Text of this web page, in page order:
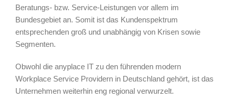
Beratungs- bzw. Service-Leistungen vor allem im
Bundesgebiet an. Somit ist das Kundenspektrum
entsprechenden groß und unabhängig von Krisen sowie
Segmenten.
Obwohl die anyplace IT zu den führenden modern
Workplace Service Providern in Deutschland gehört, ist das
Unternehmen weiterhin eng regional verwurzelt.